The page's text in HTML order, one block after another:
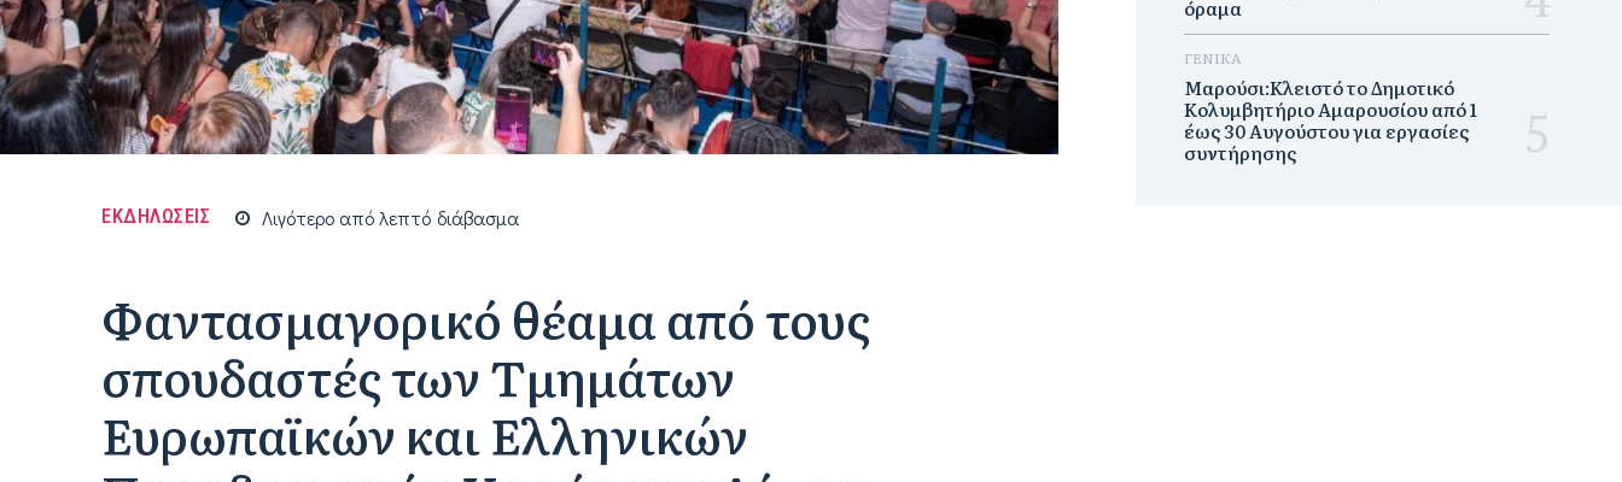
ΕΚΔΗΛΩΣΕΙΣ Λιγότερο απόλεπτό διάβασμα
Φαντασμαγορικό θέαμα από τους
σπουδαστές των Τμημάτων
Ευρωπαϊκών και Ελληνικών
όραμα
ΓΕΝΙΚΑ
Μαρούσι:Κλειστό το Δημοτικό
Κολυμβητήριο Αμαρουσίου από 1
έως 30 Αυγούστου για εργασίες
συντήρησης